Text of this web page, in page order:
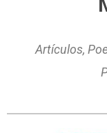
Artículos,